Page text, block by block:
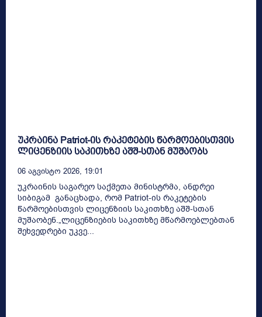
უკრაინა Patriot-ის რაკეტების წარმოებისთვის
ლიცენზიის საკითხზე აშშ-სთან მუშაობს
06 Აგვისტო 2026, 19:01
უკრაინის საგარეო საქმეთა მინისტრმა, ანდრეი
სიბიგამ განაცხადა, რომ Patriot-ის რაკეტების
წარმოებისთვის ლიცენზიის საკითხზე აშშ-სთან
მუშაობენ.„ლიცენზიების საკითხზე მწარმოებლებთან
შეხვედრები უკვე...